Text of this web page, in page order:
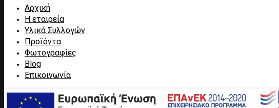
Αρχική
Η εταιρεία
Υλικά Συλλογών
Προϊόντα
Φωτογραφίες
Blog
Επικοινωνία